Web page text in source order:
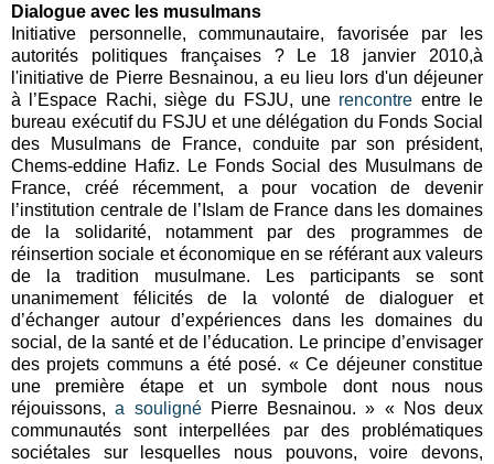
Dialogue avec les musulmans
Initiative personnelle, communautaire, favorisée par les
autorités politiques françaises ? Le 18 janvier 2010,à
l'initiative de Pierre Besnainou, a eu lieu lors d'un déjeuner
à l’Espace Rachi, siège du FSJU, une rencontre entre le
bureau exécutif du FSJU et une délégation du Fonds Social
des Musulmans de France, conduite par son président,
Chems-eddine Hafiz. Le Fonds Social des Musulmans de
France, créé récemment, a pour vocation de devenir
l’institution centrale de l’Islam de France dans les domaines
de la solidarité, notamment par des programmes de
réinsertion sociale et économique en se référant aux valeurs
de la tradition musulmane. Les participants se sont
unanimement félicités de la volonté de dialoguer et
d’échanger autour d’expériences dans les domaines du
social, de la santé et de l’éducation. Le principe d’envisager
des projets communs a été posé. « Ce déjeuner constitue
une première étape et un symbole dont nous nous
réjouissons,a soulignéPierre Besnainou. » « Nos deux
communautés sont interpellées par des problématiques
sociétales sur lesquelles nous pouvons, voire devons,